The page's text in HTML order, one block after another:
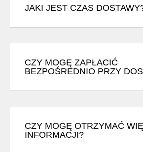
JAKI JEST CZAS
CZY MOGĘ ZAPŁACIĆ
BEZPOŚREDNIO PRZY
CZY MOGĘ OTRZYMAĆ
INFORMACJI?